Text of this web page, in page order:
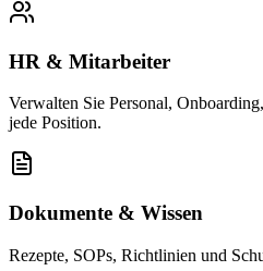
HR & Mitarbeiter
Verwalten Sie Personal,
jede Position.
Dokumente & Wissen
Rezepte, SOPs, Richtlinien und